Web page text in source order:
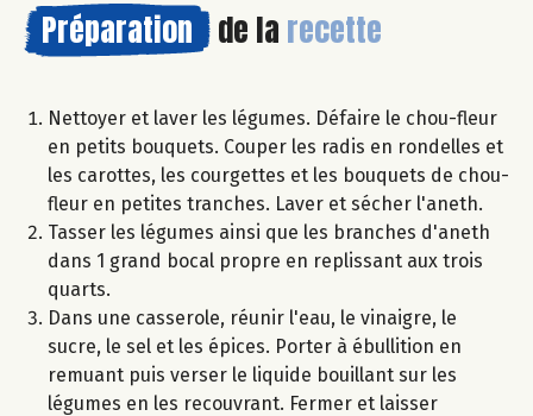
Préparation de la recette
Nettoyer et laver les légumes. Défaire le chou-fleur
en petits bouquets. Couper les radis en rondelles et
les carottes, les courgettes et les bouquets de chou-
fleur en petites tranches. Laver et sécher l'aneth.
Tasser les légumes ainsi que les branches d'aneth
dans 1 grand bocal propre en replissant aux trois
quarts.
Dans une casserole, réunir l'eau, le vinaigre, le
sucre, le sel et les épices. Porter à ébullition en
remuant puis verser le liquide bouillant sur les
légumes en les recouvrant. Fermer et laisser